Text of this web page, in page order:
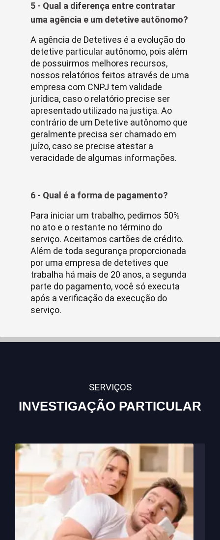
5 - Qual a diferença entre contratar
uma agência e um detetive autônomo?
A agência de Detetives é a evolução do
detetive particular autônomo, pois além
de possuirmos melhores recursos,
nossos relatórios feitos através de uma
empresa com CNPJ tem validade
jurídica, caso o relatório precise ser
apresentado utilizado na justiça. Ao
contrário de um Detetive autônomo que
geralmente precisa ser chamado em
juízo, caso se precise atestar a
veracidade de algumas informações.
6 - Qual é a forma de pagamento?
Para iniciar um trabalho, pedimos 50%
no ato e o restante no término do
serviço. Aceitamos cartões de crédito.
Além de toda segurança proporcionada
por uma empresa de detetives que
trabalha há mais de 20 anos, a segunda
parte do pagamento, você só executa
após a verificação da execução do
serviço.
SERVIÇOS
INVESTIGAÇÃO PARTICULAR